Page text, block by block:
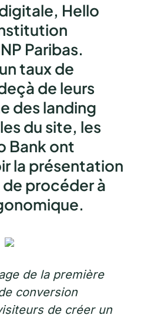
Hello
Paribas.
taux de
de leurs
des landing
du site, les
Bank ont
la présentation
procéder à
de la première
conversion
de créer un